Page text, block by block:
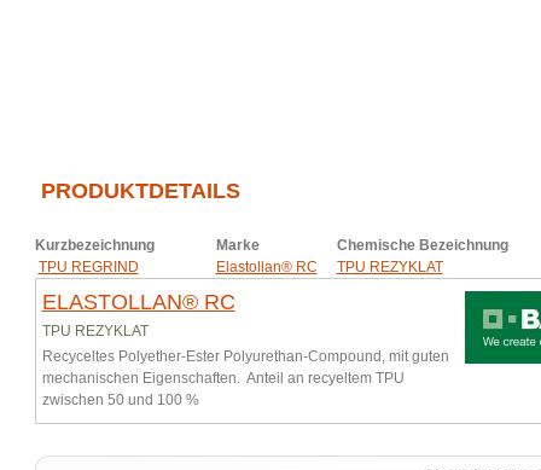
PRODUKTDETAILS
Kurzbezeichnung Marke
Chemische Bezeichnung
TPU REGRIND
Elastollan® RC TPU REZYKLAT
ELASTOLLAN® RC
TPU REZYKLAT
Recyceltes Polyether-Ester Polyurethan-Compound, mit guten
mechanischen Eigenschaften. Anteil an recyeltem TPU
zwischen 50 und 100 %